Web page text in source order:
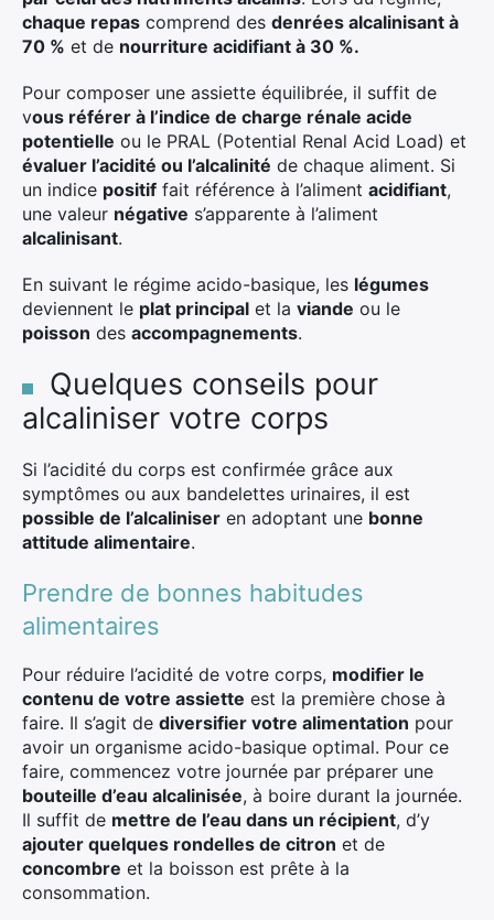
chaque repas comprend des denrées alcalinisant à
70 % et de nourriture acidifiant à 30 %.
Pour composer une assiette équilibrée, il suffit de
vous référer à l’indice de charge rénale acide
potentielle ou le PRAL (Potential Renal Acid Load) et
évaluer l’acidité ou l’alcalinité de chaque aliment. Si
un indice positif fait référence à l’aliment acidifiant,
une valeur négative s’apparente à l’aliment
alcalinisant.
En suivant le régime acido-basique, les légumes
deviennent le plat principal et la viande ou le
poisson des accompagnements.
Quelques conseils pour
alcaliniser votre corps
Si l’acidité du corps est confirmée grâce aux
symptômes ou aux bandelettes urinaires, il est
possible de l’alcaliniser en adoptant une bonne
attitude alimentaire.
Prendre de bonnes habitudes
alimentaires
Pour réduire l’acidité de votre corps, modifier le
contenu de votre assiette est la première chose à
faire. Il s’agit de diversifier votre alimentation pour
avoir un organisme acido-basique optimal. Pour ce
faire, commencez votre journée par préparer une
bouteille d’eau alcalinisée, à boire durant la journée.
Il suffit de mettre de l’eau dans un récipient, d’y
ajouter quelques rondelles de citron et de
concombre et la boisson est prête à la
consommation.